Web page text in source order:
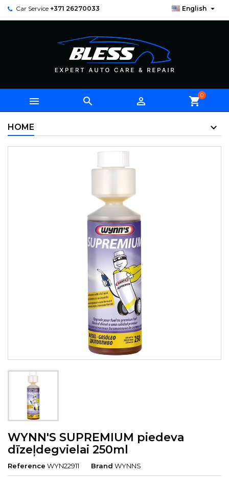
Car Service +371 26270033 English 
   shopping_cart0
HOME
WYNN'S SUPREMIUM piedeva
dīzeļdegvielai 250ml
Reference WYN22911 Brand WYNNS